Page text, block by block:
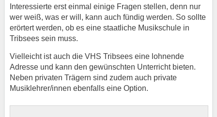
Interessierte erst einmal einige Fragen stellen, denn nur
wer weiß, was er will, kann auch fündig werden. So sollte
erörtert werden, ob es eine staatliche Musikschule in
Tribsees sein muss.
Vielleicht ist auch die VHS Tribsees eine lohnende
Adresse und kann den gewünschten Unterricht bieten.
Neben privaten Trägern sind zudem auch private
Musiklehrer/innen ebenfalls eine Option.